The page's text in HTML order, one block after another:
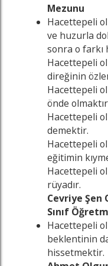
Mezunu
Hacettepeli
ve huzurla
sonra o farkı
Hacettepeli
direğinin
Hacettepeli
önde
Hacettepeli
demektir.
Hacettepeli
eğitimin
Hacettepeli
rüyadır.
Cevriye
Sınıf
Hacettepeli
beklentinin
hissetmektir.